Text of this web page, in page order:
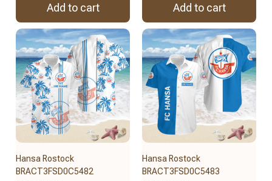
Add to cart Add to cart
Hansa Rostock
BRACT3FSD0C5482
Hansa Rostock
BRACT3FSD0C5483